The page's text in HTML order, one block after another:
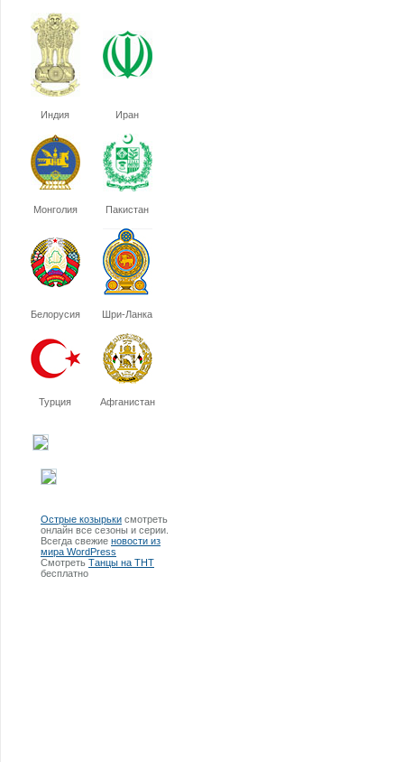
Индия Иран
Монголия Пакистан
Белорусия Шри-Ланка
Турция Афганистан
Острые козырьки смотреть
онлайн все сезоны и серии.
Всегда свежие новости из
мира WordPress
Смотреть Танцы на ТНТ
бесплатно